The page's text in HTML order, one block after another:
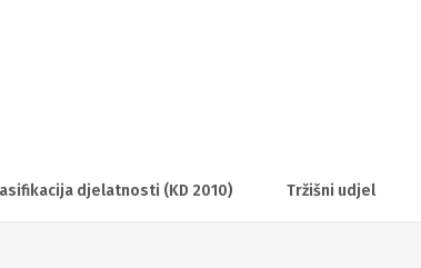
djelatnosti (KD 2010) Tržišni udjel